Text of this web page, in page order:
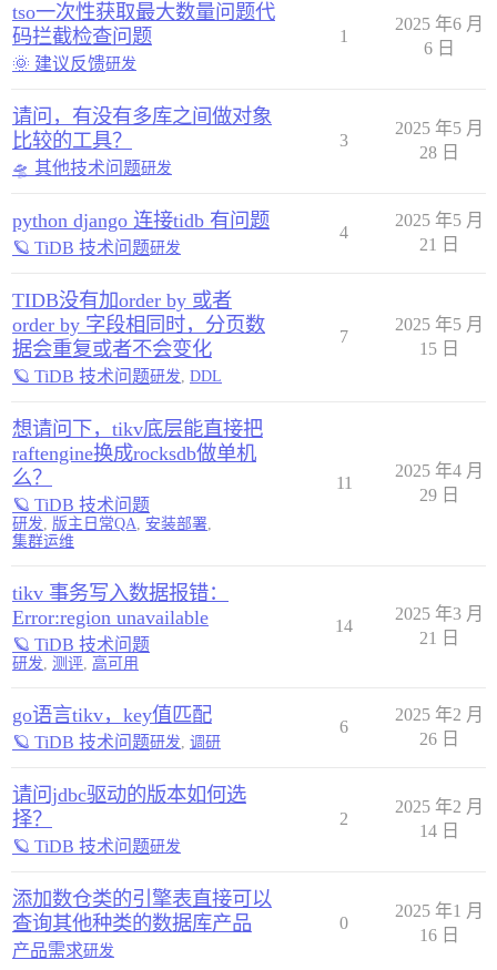
tso一次性获取最大数量问题代
码拦截检查问题
🌞 建议反馈研发
1
2025 年6 月
6 日
请问，有没有多库之间做对象
比较的工具？
🛸 其他技术问题研发
3
2025 年5 月
28 日
python django 连接tidb 有问题
🪐 TiDB 技术问题研发
4
2025 年5 月
21 日
TIDB没有加order by 或者
order by 字段相同时，分页数
据会重复或者不会变化
🪐 TiDB 技术问题研发 DDL
7
2025 年5 月
15 日
想请问下，tikv底层能直接把
raftengine换成rocksdb做单机
么？
🪐 TiDB 技术问题
研发, 版主日常QA, 安装部署,
集群运维
11
2025 年4 月
29 日
tikv 事务写入数据报错：
Error:region unavailable
🪐 TiDB 技术问题
研发, 测评, 高可用
14
2025 年3 月
21 日
go语言tikv，key值匹配
🪐 TiDB 技术问题研发 调研
6
2025 年2 月
26 日
请问jdbc驱动的版本如何选
择？
🪐 TiDB 技术问题研发
2
2025 年2 月
14 日
添加数仓类的引擎表直接可以
查询其他种类的数据库产品
产品需求研发
0
2025 年1 月
16 日